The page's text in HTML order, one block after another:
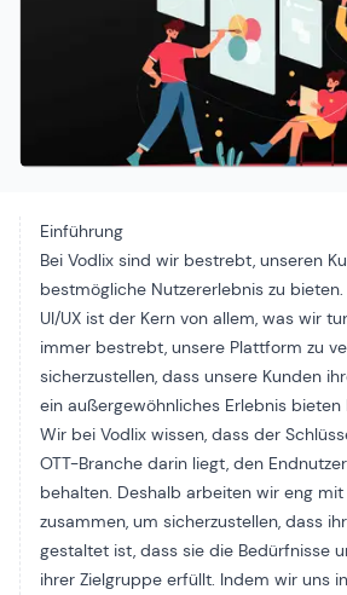
Einführung
Bei Vodlix sind wir bestrebt, unseren
bestmögliche Nutzererlebnis zu bieten.
UI/UX ist der Kern von allem, was wir
immer bestrebt, unsere Plattform zu
sicherzustellen, dass unsere Kunden
ein außergewöhnliches Erlebnis bieten
Wir bei Vodlix wissen, dass der
OTT-Branche darin liegt, den
behalten. Deshalb arbeiten wir eng
zusammen, um sicherzustellen, dass
gestaltet ist, dass sie die Bedürfnisse
ihrer Zielgruppe erfüllt. Indem wir uns